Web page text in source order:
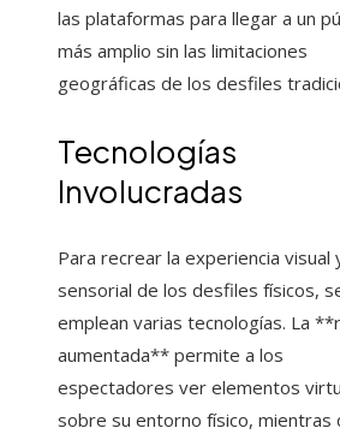
las plataformas para llegar a un
más amplio sin las limitaciones
geográficas de los desfiles
Tecnologías
Involucradas
Para recrear la experiencia visual
sensorial de los desfiles físicos,
emplean varias tecnologías. La
aumentada** permite a los
espectadores ver elementos
sobre su entorno físico, mientras